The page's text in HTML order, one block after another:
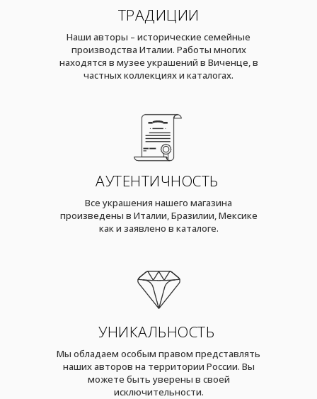
ТРАДИЦИИ
Наши авторы – исторические семейные
производства Италии. Работы многих
находятся в музее украшений в Виченце, в
частных коллекциях и каталогах.
АУТЕНТИЧНОСТЬ
Все украшения нашего магазина
произведены в Италии, Бразилии, Мексике
как и заявлено в каталоге.
УНИКАЛЬНОСТЬ
Мы обладаем особым правом представлять
наших авторов на территории России. Вы
можете быть уверены в своей
исключительности.